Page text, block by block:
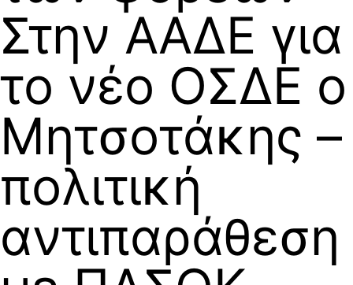
Στην ΑΑΔΕ για
το νέο ΟΣΔΕ ο
Μητσοτάκης –
πολιτική
αντιπαράθεση